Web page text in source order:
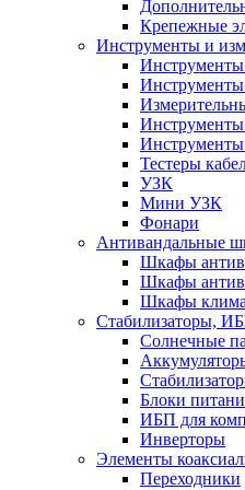
Крепежные
Инструменты и
Инструменты
Инструменты
Тестеры
УЗК
Мини УЗК
Фонари
Антивандальные
Шкафы
Шкафы
Шкафы
Стабилизаторы,
Солнечные
Блоки
ИБП для
Инверторы
Элементы
Переходники